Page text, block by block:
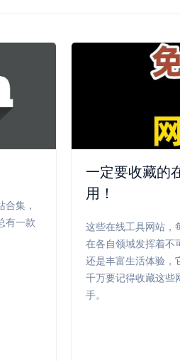
集，
有一款
一定要收藏的
用！
这些在线工具网站，
在各自领域发挥着不
还是丰富生活体验，
千万要记得收藏这些
手。